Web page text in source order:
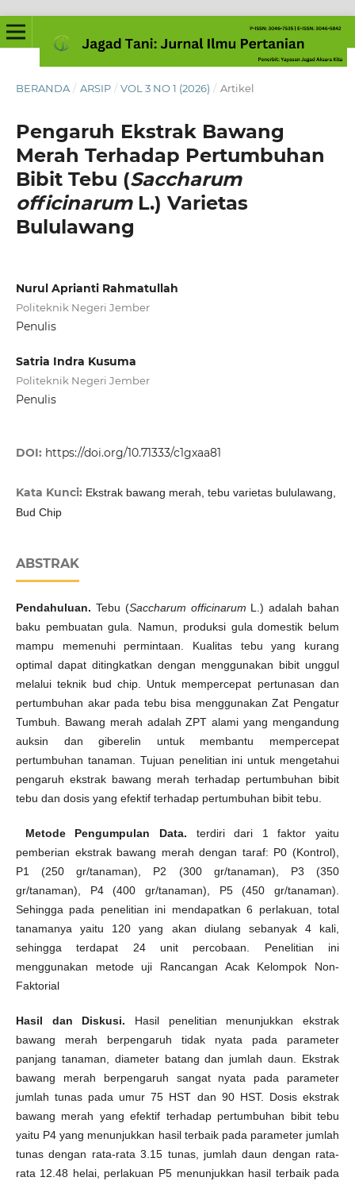
BERANDA / ARSIP / VOL 3 NO 1 (2026) / Artikel
Pengaruh Ekstrak Bawang
Merah Terhadap Pertumbuhan
Bibit Tebu (Saccharum
officinarum L.) Varietas
Bululawang
Nurul Aprianti Rahmatullah
Politeknik Negeri Jember
Penulis
Satria Indra Kusuma
Politeknik Negeri Jember
Penulis
DOI: https://doi.org/10.71333/c1gxaa81
Kata Kunci: Ekstrak bawang merah, tebu varietas bululawang,
Bud Chip
ABSTRAK
Pendahuluan. Tebu (Saccharum officinarum L.) adalah bahan
baku pembuatan gula. Namun, produksi gula domestik belum
mampu memenuhi permintaan. Kualitas tebu yang kurang
optimal dapat ditingkatkan dengan menggunakan bibit unggul
melalui teknik bud chip. Untuk mempercepat pertunasan dan
pertumbuhan akar pada tebu bisa menggunakan Zat Pengatur
Tumbuh. Bawang merah adalah ZPT alami yang mengandung
auksin dan giberelin untuk membantu mempercepat
pertumbuhan tanaman. Tujuan penelitian ini untuk mengetahui
pengaruh ekstrak bawang merah terhadap pertumbuhan bibit
tebu dan dosis yang efektif terhadap pertumbuhan bibit tebu.
Metode Pengumpulan Data. terdiri dari 1 faktor yaitu
pemberian ekstrak bawang merah dengan taraf: P0 (Kontrol),
P1 (250 gr/tanaman), P2 (300 gr/tanaman), P3 (350
gr/tanaman), P4 (400 gr/tanaman), P5 (450 gr/tanaman).
Sehingga pada penelitian ini mendapatkan 6 perlakuan, total
tanamanya yaitu 120 yang akan diulang sebanyak 4 kali,
sehingga terdapat 24 unit percobaan. Penelitian ini
menggunakan metode uji Rancangan Acak Kelompok Non-
Faktorial
Hasil dan Diskusi. Hasil penelitian menunjukkan ekstrak
bawang merah berpengaruh tidak nyata pada parameter
panjang tanaman, diameter batang dan jumlah daun. Ekstrak
bawang merah berpengaruh sangat nyata pada parameter
jumlah tunas pada umur 75 HST dan 90 HST. Dosis ekstrak
bawang merah yang efektif terhadap pertumbuhan bibit tebu
yaitu P4 yang menunjukkan hasil terbaik pada parameter jumlah
tunas dengan rata-rata 3.15 tunas, jumlah daun dengan rata-
rata 12.48 helai, perlakuan P5 menunjukkan hasil terbaik pada